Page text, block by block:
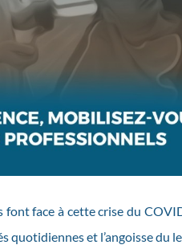
face à cette crise du
quotidiennes et l’angoisse du